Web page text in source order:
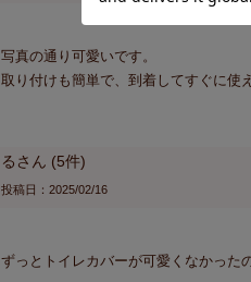
写真の通り可愛いです。
取り付けも簡単で、到着してすぐに使
る 5
投稿日 2025/02/16
ずっとトイレカバーが可愛くなかった